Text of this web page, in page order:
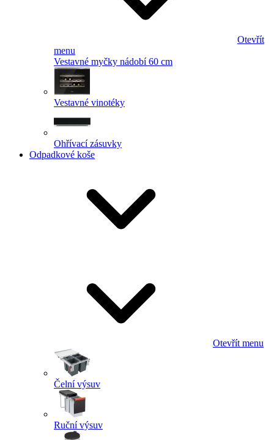
Otevřít
menu
Vestavné myčky nádobí 60 cm
Vestavné vinotéky
Ohřívací zásuvky
Odpadkové koše
Otevřít menu
Čelní výsuv
Ruční výsuv